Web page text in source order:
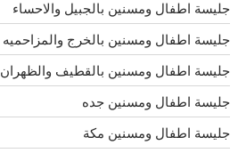
جليسة اطفال ومسنين بالجبيل والاحساء
جليسة اطفال ومسنين بالخرج والمزاحميه
جليسة اطفال ومسنين بالقطيف والظهران
جليسة اطفال ومسنين جده
جليسة اطفال ومسنين مكة